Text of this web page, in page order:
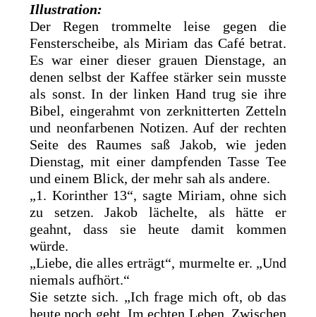
Illustration:
Der Regen trommelte leise gegen die
Fensterscheibe, als Miriam das Café betrat.
Es war einer dieser grauen Dienstage, an
denen selbst der Kaffee stärker sein musste
als sonst. In der linken Hand trug sie ihre
Bibel, eingerahmt von zerknitterten Zetteln
und neonfarbenen Notizen. Auf der rechten
Seite des Raumes saß Jakob, wie jeden
Dienstag, mit einer dampfenden Tasse Tee
und einem Blick, der mehr sah als andere.
„1. Korinther 13“, sagte Miriam, ohne sich
zu setzen. Jakob lächelte, als hätte er
geahnt, dass sie heute damit kommen
würde.
„Liebe, die alles erträgt“, murmelte er. „Und
niemals aufhört.“
Sie setzte sich. „Ich frage mich oft, ob das
heute noch geht. Im echten Leben. Zwischen